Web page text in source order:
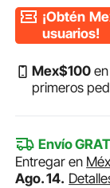
¡Obtén
usuarios!
Mex$100
primeros
Envío
Entregar en
Ago. 14.